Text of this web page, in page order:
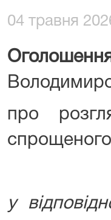
04 травня
про
у